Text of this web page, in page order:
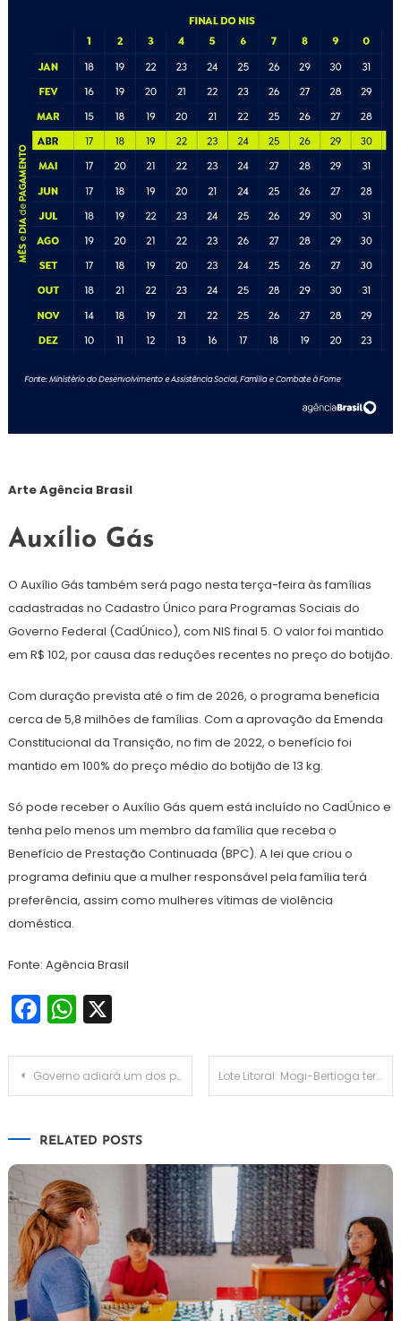
Arte Agência Brasil
Auxílio Gás
O Auxílio Gás também será pago nesta terça-feira às famílias
cadastradas no Cadastro Único para Programas Sociais do
Governo Federal (CadÚnico), com NIS final 5. O valor foi mantido
em R$ 102, por causa das reduções recentes no preço do botijão.
Com duração prevista até o fim de 2026, o programa beneficia
cerca de 5,8 milhões de famílias. Com a aprovação da Emenda
Constitucional da Transição, no fim de 2022, o benefício foi
mantido em 100% do preço médio do botijão de 13 kg.
Só pode receber o Auxílio Gás quem está incluído no CadÚnico e
tenha pelo menos um membro da família que receba o
Benefício de Prestação Continuada (BPC). A lei que criou o
programa definiu que a mulher responsável pela família terá
preferência, assim como mulheres vítimas de violência
doméstica.
Fonte: Agência Brasil
Facebook
WhatsApp
X
Navegação
Governo adiará um dos projetos da regulamentação da reforma tributária Lote Litoral: Mogi-Bertioga terá 6 km de duplicações, 3ª faixa e rampas de escape
RELATED POSTS